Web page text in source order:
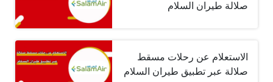
صلالة طيران السلام
الاستعلام عن رحلات مسقط
صلالة عبر تطبيق طيران السلام